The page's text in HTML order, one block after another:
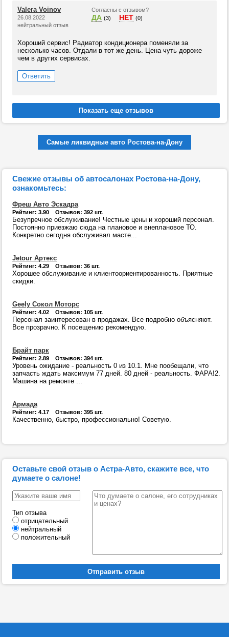
Valera Voinov
26.08.2022
нейтральный отзыв
Согласны с отзывом?
ДА (3) НЕТ (0)
Хороший сервис! Радиатор кондиционера поменяли за
несколько часов. Отдали в тот же день. Цена чуть дороже
чем в других сервисах.
Ответить
Самые ликвидные авто Ростова-на-Дону
Свежие отзывы об автосалонах Ростова-на-Дону,
ознакомьтесь:
Фреш Авто Эскадра
Рейтинг: 3.90 Отзывов: 392 шт.
Безупречное обслуживание! Честные цены и хороший персонал.
Постоянно приезжаю сюда на плановое и внеплановое ТО.
Конкретно сегодня обслуживал масте...
Jetour Артекс
Рейтинг: 4.29 Отзывов: 36 шт.
Хорошее обслуживание и клиентоориентированность. Приятные
скидки.
Geely Сокол Моторс
Рейтинг: 4.02 Отзывов: 105 шт.
Персонал заинтересован в продажах. Все подробно объясняют.
Все прозрачно. К посещению рекомендую.
Брайт парк
Рейтинг: 2.89 Отзывов: 394 шт.
Уровень ожидание - реальность 0 из 10.1. Мне пообещали, что
запчасть ждать максимум 77 дней. 80 дней - реальность. ФАРА!2.
Машина на ремонте ...
Армада
Рейтинг: 4.17 Отзывов: 395 шт.
Качественно, быстро, профессионально! Советую.
Оставьте свой отзыв о Астра-Авто, скажите все, что
думаете о салоне!
Тип отзыва
отрицательный
нейтральный
положительный